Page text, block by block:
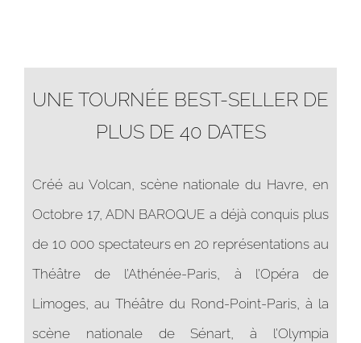
UNE TOURNÉE BEST-SELLER DE
PLUS DE 40 DATES
Créé au Volcan, scène nationale du Havre, en
Octobre 17, ADN BAROQUE a déjà conquis plus
de 10 000 spectateurs en 20 représentations au
Théâtre de l’Athénée-Paris, à l’Opéra de
Limoges, au Théâtre du Rond-Point-Paris, à la
scène nationale de Sénart, à l’Olympia